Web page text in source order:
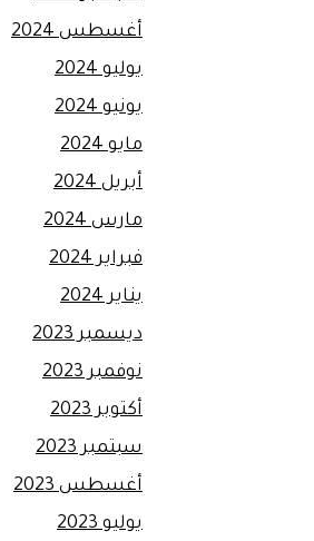
أغسطس 2024
يوليو 2024
يونيو 2024
مايو 2024
أبريل 2024
مارس 2024
فبراير 2024
يناير 2024
ديسمبر 2023
نوفمبر 2023
أكتوبر 2023
سبتمبر 2023
أغسطس 2023
يوليو 2023